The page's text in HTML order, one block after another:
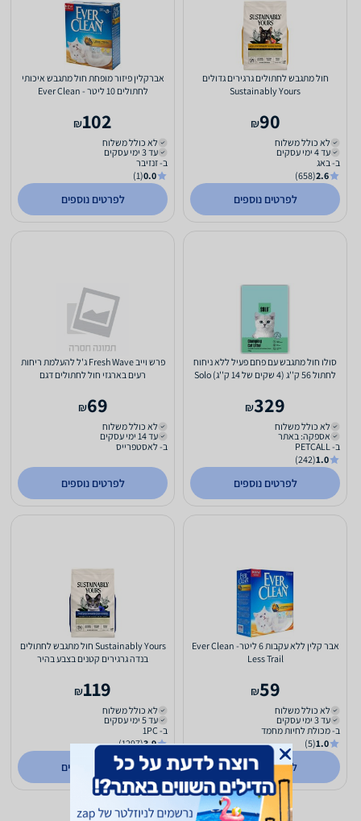
חול מתגבש לחתולים גרגירים גדולים
Sustainably Yours
90
₪
לא כולל משלוח
עד 4 ימי עסקים
ב- באג
2.6
(658)
לפרטים נוספים
אברקלין פיזור מופחת חול מתגבש איכותי
לחתולים 10 ליטר - Ever Clean
102
₪
לא כולל משלוח
עד 3 ימי עסקים
ב- זנזיבר
0.0
(1)
לפרטים נוספים
סולו חול מתגבש עם פחם פעיל ללא ניחוח
לחתול 56 ק''ג (4 שקים של 14 ק''ג) Solo
329
₪
לא כולל משלוח
אספקה: באתר
ב- PETCALL
1.0
(242)
לפרטים נוספים
פרש וייב Fresh Wave ג'ל להעלמת ריחות
רעים בארגזי חול לחתולים דגם
69
₪
לא כולל משלוח
עד 14 ימי עסקים
ב- לאסטפרייס
לפרטים נוספים
אבר קלין ללא עקבות 6 ליטר- Ever Clean
Less Trail
59
₪
לא כולל משלוח
עד 3 ימי עסקים
ב- מכולת לחיות מחמד
1.0
(5)
לפרטים נוספים
Sustainably Yours חול מתגבש לחתולים
בנדה גרגירים קטנים בצבע בהיר
119
₪
לא כולל משלוח
עד 5 ימי עסקים
ב- 1PC
3.9
(1297)
לפרטים נוספים